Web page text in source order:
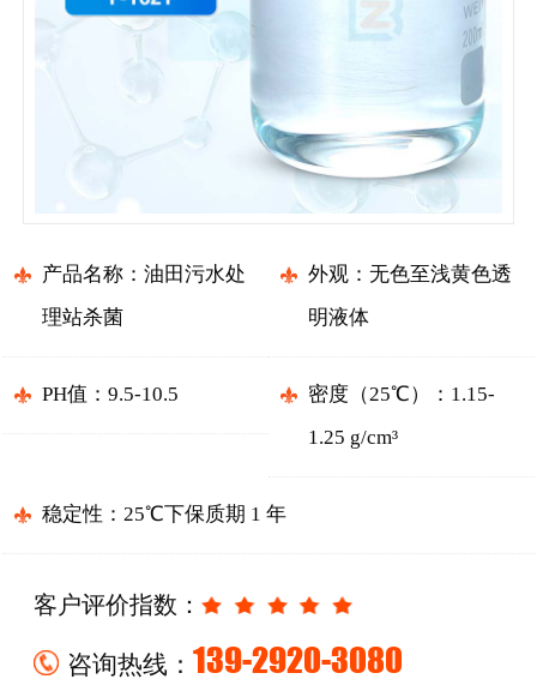
产品名称：油田污水处
理站杀菌
外观：无色至浅黄色透
明液体
PH值：9.5-10.5
密度（25℃）：1.15-
1.25 g/cm³
稳定性：25℃下保质期 1 年
客户评价指数：
咨询热线： 139-2920-3080